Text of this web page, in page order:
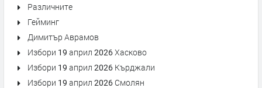
Различните
Гейминг
Димитър Аврамов
Избори 19 април 2026 Хасково
Избори 19 април 2026 Кърджали
Избори 19 април 2026 Смолян